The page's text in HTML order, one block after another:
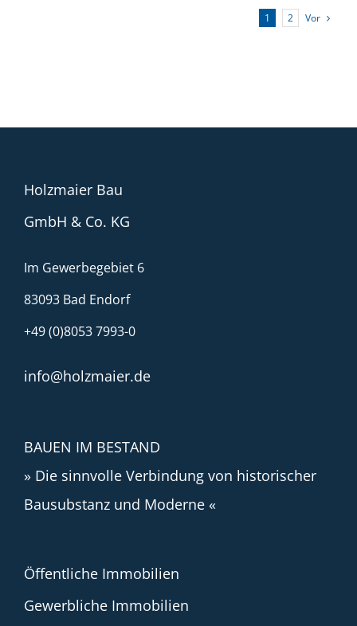
1 2 Vor
Holzmaier Bau
GmbH & Co. KG
Im Gewerbegebiet 6
83093 Bad Endorf
+49 (0)8053 7993-0
info@holzmaier.de
BAUEN IM BESTAND
» Die sinnvolle Verbindung von historischer
Bausubstanz und Moderne «
Öffentliche Immobilien
Gewerbliche Immobilien